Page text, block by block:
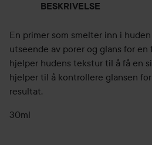
BESKRIVELSE
En primer som smelter inn i
utseende av porer og glans for
hjelper hudens tekstur til å få en
hjelper til å kontrollere glansen
resultat.
30ml